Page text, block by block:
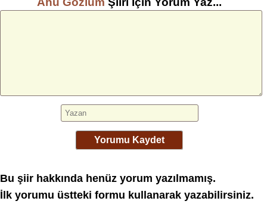
Yorumu Kaydet
Bu şiir hakkında henüz yorum yazılmamış.
İlk yorumu üstteki formu kullanarak yazabilirsiniz.